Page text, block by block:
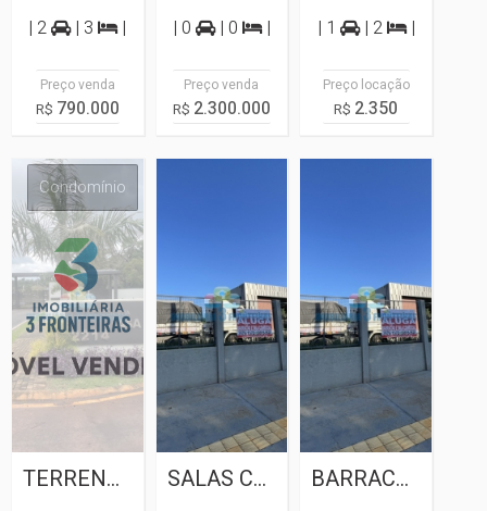
| 2 | 3 |
Preço venda
R$ 790.000
| 0 | 0 |
Preço venda
R$ 2.300.000
| 1 | 2 |
Preço locação
R$ 2.350
Condomínio
TERRENO A VENDA CONDOMINIO HORIZONTAL... SALAS COMERCIAIS PARA LOCAÇÃO PRÓXIMO... BARRACÕES PARA LOCAÇÃO NO JARDIM NACIONAL